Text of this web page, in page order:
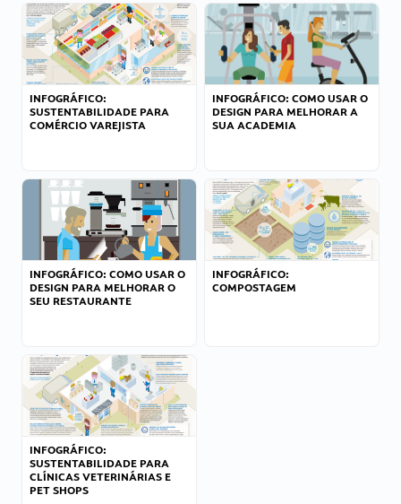
INFOGRÁFICO:
SUSTENTABILIDADE PARA
COMÉRCIO VAREJISTA
INFOGRÁFICO: COMO USAR O
DESIGN PARA MELHORAR A
SUA ACADEMIA
INFOGRÁFICO: COMO USAR O
DESIGN PARA MELHORAR O
SEU RESTAURANTE
INFOGRÁFICO:
COMPOSTAGEM
INFOGRÁFICO:
SUSTENTABILIDADE PARA
CLÍNICAS VETERINÁRIAS E
PET SHOPS